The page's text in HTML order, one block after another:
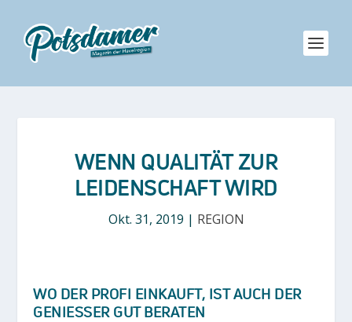
WENN QUALITÄT ZUR
LEIDENSCHAFT WIRD
Okt. 31, 2019 | REGION
WO DER PROFI EINKAUFT, IST AUCH DER
GENIESSER GUT BERATEN